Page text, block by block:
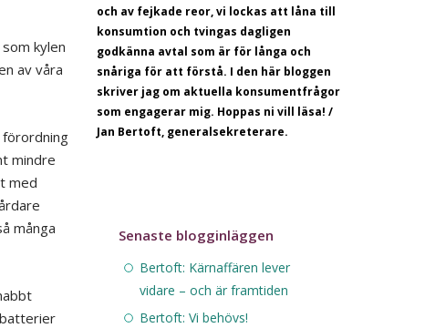
kylen
av våra
mindre
med
många
och av fejkade reor, vi lockas att låna till
konsumtion och tvingas dagligen
godkänna avtal som är för långa och
snåriga för att förstå. I den här bloggen
skriver jag om aktuella konsumentfrågor
som engagerar mig. Hoppas ni vill läsa! /
Jan Bertoft, generalsekreterare.
Senaste blogginläggen
Bertoft: Kärnaffären lever
vidare – och är framtiden
Bertoft: Vi behövs!